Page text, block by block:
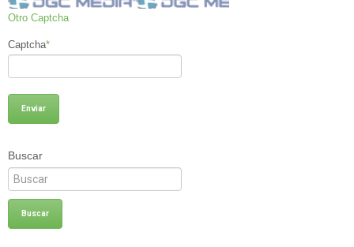
Otro Captcha
Captcha*
Buscar